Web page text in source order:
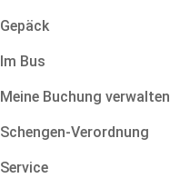
Gepäck
Im Bus
Meine Buchung verwalten
Schengen-Verordnung
Service